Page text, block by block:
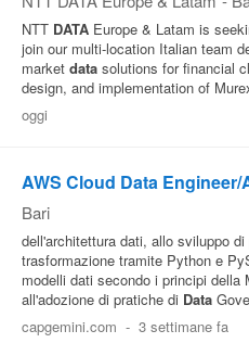
NTT DATA Europe & Latam is
join our multi-location Italian team
market data solutions for financial
design, and implementation of
oggi
AWS Cloud Data
Bari
dell'architettura dati, allo sviluppo
trasformazione tramite Python e
modelli dati secondo i principi della
all'adozione di pratiche di Data
capgemini.com - 3 settimane fa